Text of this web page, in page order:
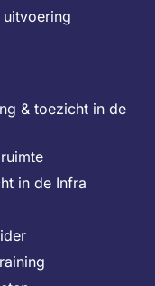
uitvoering
& toezicht in de
in de Infra